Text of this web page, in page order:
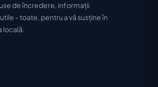
de încredere, informații
- toate, pentru a vă susține în
locală.